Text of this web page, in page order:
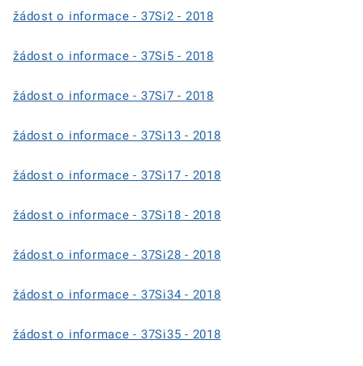
žádost o informace - 37Si2 - 2018
žádost o informace - 37Si5 - 2018
žádost o informace - 37Si7 - 2018
žádost o informace - 37Si13 - 2018
žádost o informace - 37Si17 - 2018
žádost o informace - 37Si18 - 2018
žádost o informace - 37Si28 - 2018
žádost o informace - 37Si34 - 2018
žádost o informace - 37Si35 - 2018